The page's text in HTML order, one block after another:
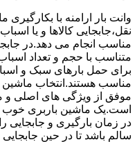
وانت بار ارامنه با
نقل،جابجایی کالاها و یا
مناسب انجام می دهد.در
متناسب با حجم و تعداد
برای حمل بارهای سبک و
مناسب هستند.انتخاب
موفق از ویژگی های اصلی
است.یک ماشین باربری خوب
در زمان بارگیری و جابجایی
سالم باشد تا در حین جابجایی